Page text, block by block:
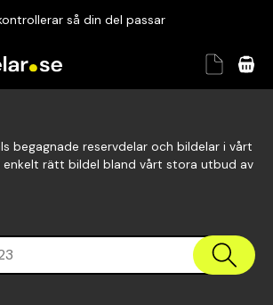
så din del passar
Garanterad passform
begagnade reservdelar och bildelar i vårt
enkelt rätt bildel bland vårt stora utbud av